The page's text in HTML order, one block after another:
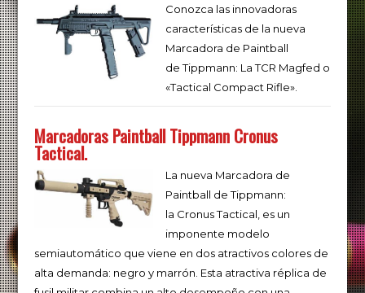
Conozca las innovadoras
características de la nueva
Marcadora de Paintball
de Tippmann: La TCR Magfed o
«Tactical Compact Rifle».
Marcadoras Paintball Tippmann Cronus
Tactical.
La nueva Marcadora de
Paintball de Tippmann:
la Cronus Tactical, es un
imponente modelo
semiautomático que viene en dos atractivos colores de
alta demanda: negro y marrón. Esta atractiva réplica de